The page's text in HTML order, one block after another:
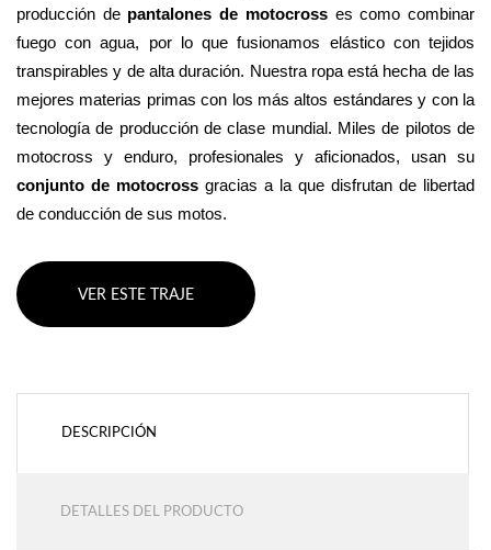
producción de pantalones de motocross es como combinar
fuego con agua, por lo que fusionamos elástico con tejidos
transpirables y de alta duración. Nuestra ropa está hecha de las
mejores materias primas con los más altos estándares y con la
tecnología de producción de clase mundial. Miles de pilotos de
conjunto de motocross gracias a la que disfrutan de libertad
de conducción de sus motos.
VER ESTE TRAJE
DESCRIPCIÓN
DETALLES DEL PRODUCTO